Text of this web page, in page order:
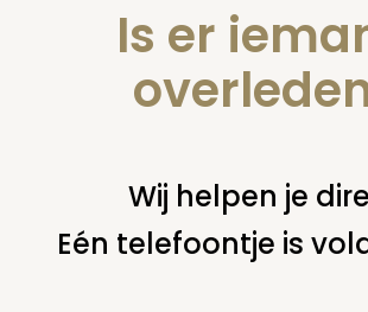
Landelijke
U bent hier: home nieuws & agenda
Is er
Wij helpen je
Eén telefoontje is